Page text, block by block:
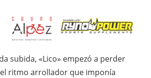
subida, «Lico» empezó a perder
ritmo arrollador que imponía